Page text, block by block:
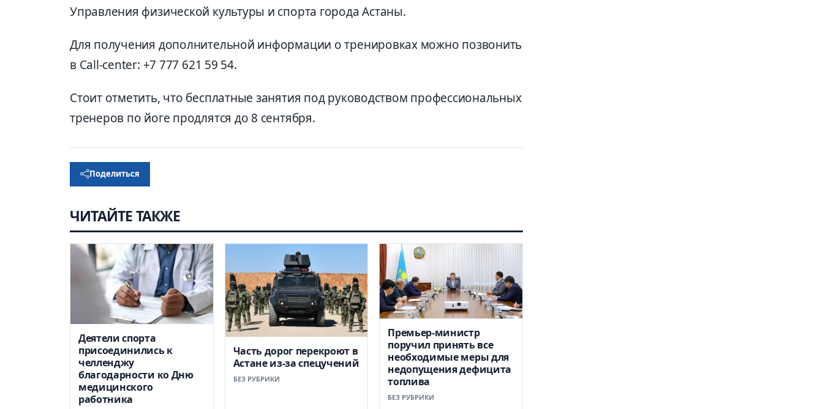
Управления физической культуры и спорта города Астаны.
Для получения дополнительной информации о тренировках можно позвонить
в Call-center: +7 777 621 59 54.
Стоит отметить, что бесплатные занятия под руководством профессиональных
тренеров по йоге продлятся до 8 сентября.
Поделиться
ЧИТАЙТЕ ТАКЖЕ
Деятели спорта
присоединились к
челленджу
благодарности ко Дню
медицинского
работника
Часть дорог перекроют в
Астане из-за спецучений
БЕЗ РУБРИКИ
Премьер-министр
поручил принять все
необходимые меры для
недопущения дефицита
топлива
БЕЗ РУБРИКИ